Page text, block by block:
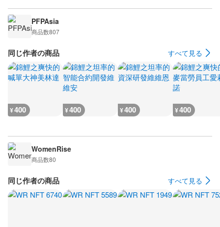
PFPAsia
商品数807
同じ作者の商品 すべて見る
¥400 ¥400 ¥400 ¥400
WomenRise
商品数80
同じ作者の商品 すべて見る